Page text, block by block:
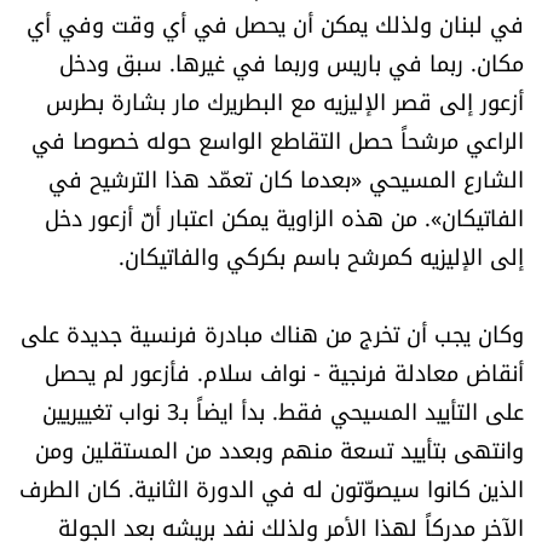
في لبنان ولذلك يمكن أن يحصل في أي وقت وفي أي
مكان. ربما في باريس وربما في غيرها. سبق ودخل
أزعور إلى قصر الإليزيه مع البطريرك مار بشارة بطرس
الراعي مرشحاً حصل التقاطع الواسع حوله خصوصا في
الشارع المسيحي «بعدما كان تعمّد هذا الترشيح في
الفاتيكان». من هذه الزاوية يمكن اعتبار أنّ أزعور دخل
إلى الإليزيه كمرشح باسم بكركي والفاتيكان.
وكان يجب أن تخرج من هناك مبادرة فرنسية جديدة على
أنقاض معادلة فرنجية - نواف سلام. فأزعور لم يحصل
على التأييد المسيحي فقط. بدأ ايضاً بـ3 نواب تغييريين
وانتهى بتأييد تسعة منهم وبعدد من المستقلين ومن
الذين كانوا سيصوّتون له في الدورة الثانية. كان الطرف
الآخر مدركاً لهذا الأمر ولذلك نفد بريشه بعد الجولة